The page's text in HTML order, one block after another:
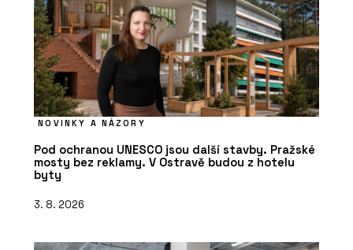
NOVINKY A NÁZORY
Pod ochranou UNESCO jsou další stavby. Pražské
mosty bez reklamy. V Ostravě budou z hotelu
byty
3. 8. 2026